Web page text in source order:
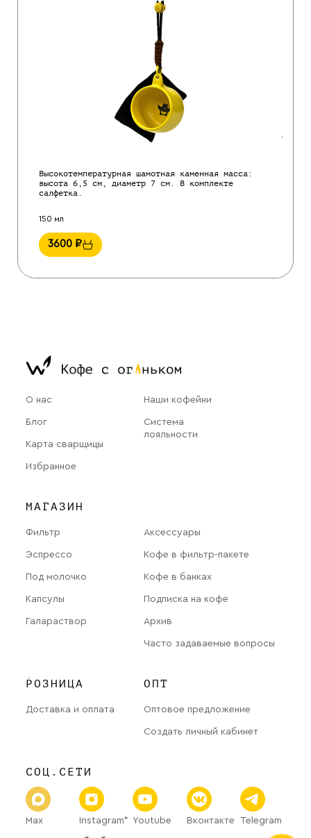
Высокотемпературная шамотная каменная масса:
высота 6,5 см, диаметр 7 см. В комплекте
салфетка.
150 мл
3600 ₽
О нас
Блог
Карта сварщицы
Избранное
Наши кофейни
Система
лояльности
МАГАЗИН
Фильтр
Эспрессо
Под молочко
Капсулы
Галараствор
Аксессуары
Кофе в фильтр-пакете
Кофе в банках
Подписка на кофе
Архив
Часто задаваемые вопросы
РОЗНИЦА
Доставка и оплата
ОПТ
Оптовое предложение
Создать личный кабинет
СОЦ.СЕТИ
Max Instagram* Youtube Вконтакте Telegram